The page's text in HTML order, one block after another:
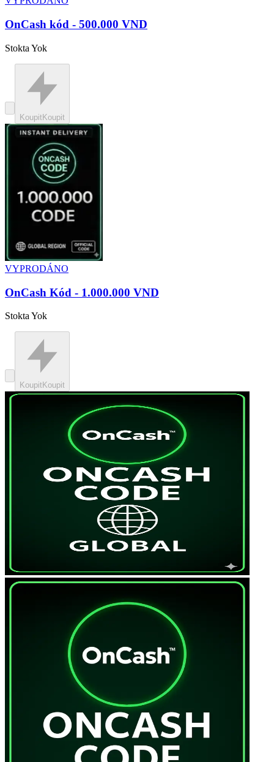
OnCash kód - 500.000 VND
Stokta Yok
KoupitKoupit
VYPRODÁNO
OnCash Kód - 1.000.000 VND
Stokta Yok
KoupitKoupit